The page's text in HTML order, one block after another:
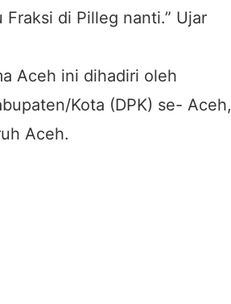
di Pilleg nanti.” Ujar
Aceh ini dihadiri oleh
Kota (DPK) se- Aceh,
Aceh.